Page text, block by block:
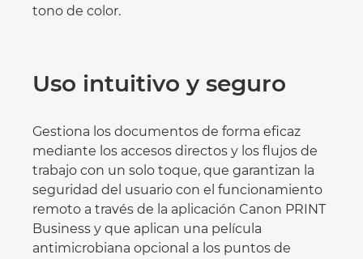
tono de color.
Uso intuitivo y seguro
Gestiona los documentos de forma eficaz
mediante los accesos directos y los flujos de
trabajo con un solo toque, que garantizan la
seguridad del usuario con el funcionamiento
remoto a través de la aplicación Canon PRINT
Business y que aplican una película
antimicrobiana opcional a los puntos de